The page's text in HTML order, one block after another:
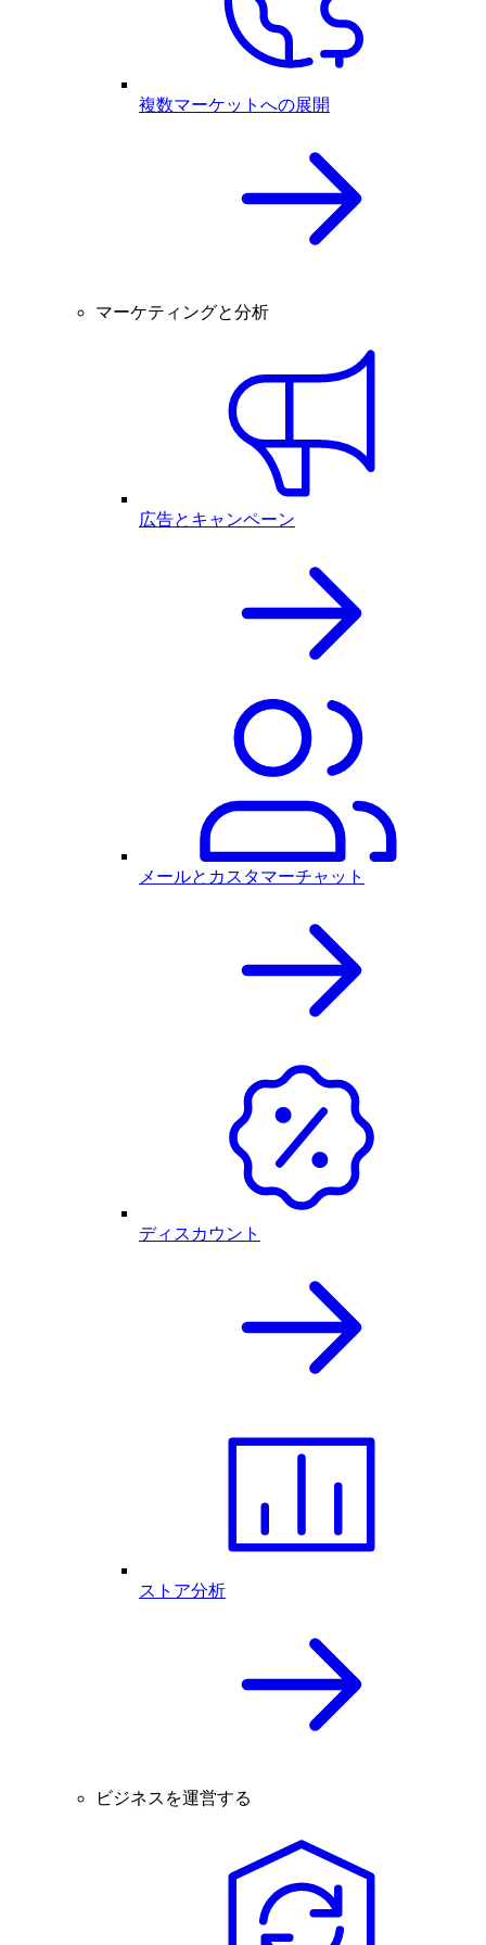
複数マーケットへの展開
マーケティングと分析
広告とキャンペーン
メールとカスタマーチャット
ディスカウント
ストア分析
ビジネスを運営する